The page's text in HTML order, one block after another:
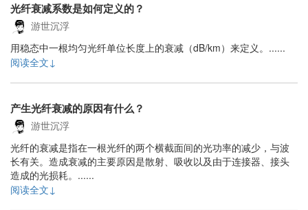
光纤衰减系数是如何定义的？
游世沉浮
用稳态中一根均匀光纤单位长度上的衰减（dB/km）来定义。......
阅读全文↓
产生光纤衰减的原因有什么？
游世沉浮
光纤的衰减是指在一根光纤的两个横截面间的光功率的减少，与波
长有关。造成衰减的主要原因是散射、吸收以及由于连接器、接头
造成的光损耗。......
阅读全文↓